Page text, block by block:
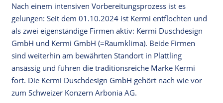
Nach einem intensiven Vorbereitungsprozess ist es
gelungen: Seit dem 01.10.2024 ist Kermi entflochten und
als zwei eigenständige Firmen aktiv: Kermi Duschdesign
GmbH und Kermi GmbH (=Raumklima). Beide Firmen
sind weiterhin am bewährten Standort in Plattling
ansässig und führen die traditionsreiche Marke Kermi
fort. Die Kermi Duschdesign GmbH gehört nach wie vor
zum Schweizer Konzern Arbonia AG.